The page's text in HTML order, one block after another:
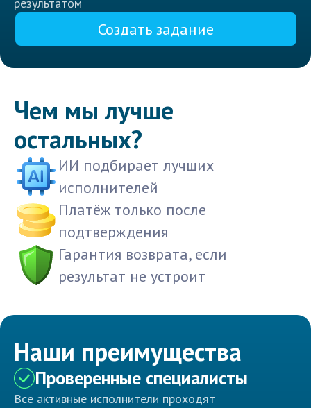
результатом
Создать задание
Чем мы лучше
остальных?
ИИ подбирает лучших
исполнителей
Платёж только после
подтверждения
Гарантия возврата, если
результат не устроит
Наши преимущества
Проверенные специалисты
Все активные исполнители проходят